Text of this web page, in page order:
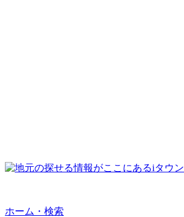
ホーム・検索